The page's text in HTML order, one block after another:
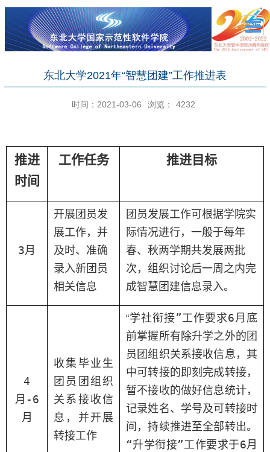
东北大学2021年“智慧团建”工作推进表
时间：2021-03-06 浏览： 4232
推进
时间
工作任务 推进目标
3月
开展团员发
展工作，并
及时、 准确
录入新团员
相关信息
团员发展工作可根据学院实
际情况进行， 一般于每年
春、秋两学期共发展两批
次， 组织讨论后一周之内完
成智慧团建信息录入。
4
月 -6
月
收集 毕业生
团员团组织
关系接收信
息 ， 并开展
转接工作
“学社衔接”工作要求6月 底
前掌握所有除升学之外的团
员 团组织关系接收信息， 其
中可转接的即刻完成转接，
暂不接收的做好信息统计，
记录姓名、 学号及可转接时
间 ，持续推进至全部转出。
“升学衔接”工作要求于6月